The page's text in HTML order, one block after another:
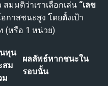
มมติว่าเราเลือกเล่น “เลข
กาสชนะสูง โดยตั้งเป้า
(หรือ 1 หน่วย)
นทุน
สม
ม
ผลลัพธ์หากชนะใน
รอบนั้น